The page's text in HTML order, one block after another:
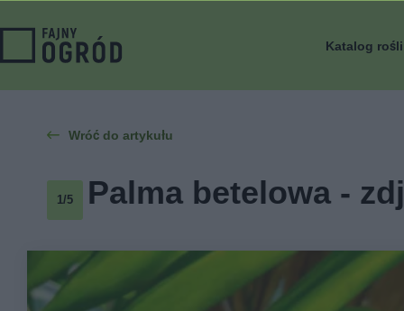
Katalog
Wróć do artykułu
1/5 Palma betelowa -